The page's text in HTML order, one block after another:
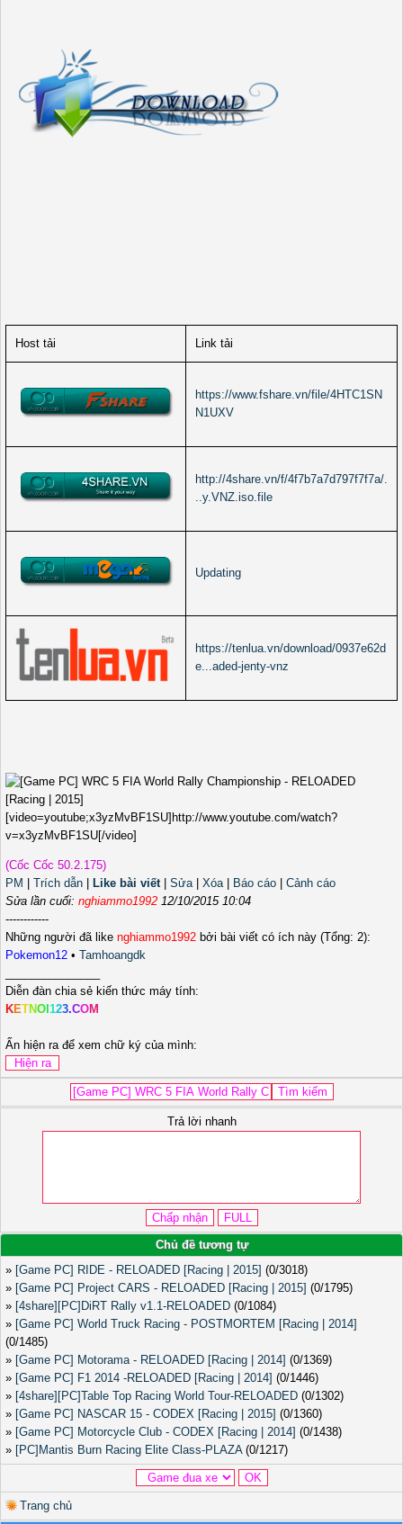
Host tải Link tải
https://www.fshare.vn/file/4HTC1SN
N1UXV
http://4share.vn/f/4f7b7a7d797f7f7a/.
..y.VNZ.iso.file
Updating
https://tenlua.vn/download/0937e62d
e...aded-jenty-vnz
[video=youtube;x3yzMvBF1SU]http://www.youtube.com/watch?
v=x3yzMvBF1SU[/video]
(Cốc Cốc 50.2.175)
PM
Trích dẫn Like bài viết| Sửa| Xóa| Báo cáo
Cảnh cáo
Sửa lần cuối: nghiammo1992 12/10/2015 10:04
------------
Những người đã like nghiammo1992 bởi bài viết có ích này (Tổng: 2):
Pokemon12 • Tamhoangdk
Diễn đàn chia sẻ kiến thức máy tính:
KETNO 123.COM
Ấn hiện ra để xem chữ ký của mình:
Trả lời nhanh
Chủ đề tương tự
» [Game PC] RIDE - RELOADED [Racing | 2015] (0/3018)
» [Game PC] Project CARS - RELOADED [Racing | 2015] (0/1795)
» [4share][PC]DiRT Rally v1.1-RELOADED (0/1084)
» [Game PC] World Truck Racing - POSTMORTEM [Racing | 2014]
(0/1485)
» [Game PC] Motorama - RELOADED [Racing | 2014] (0/1369)
» [Game PC] F1 2014 -RELOADED [Racing | 2014] (0/1446)
» [4share][PC]Table Top Racing World Tour-RELOADED (0/1302)
» [Game PC] NASCAR 15 - CODEX [Racing | 2015] (0/1360)
» [Game PC] Motorcycle Club - CODEX [Racing | 2014] (0/1438)
» [PC]Mantis Burn Racing Elite Class-PLAZA(0/1217)
Trang chủ